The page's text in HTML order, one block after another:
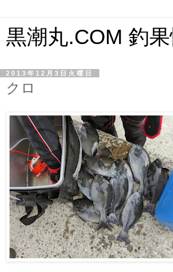
黒潮丸.COM 釣
2013年12月3日火曜日
クロ